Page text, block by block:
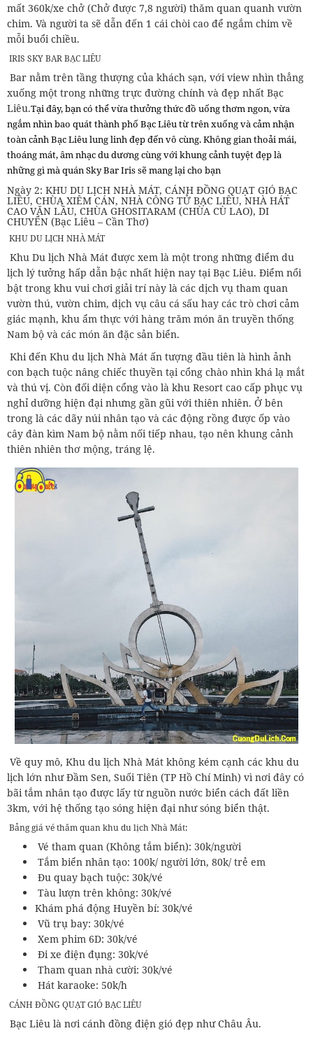
mất 360k/xe chở (Chở được 7,8 người) thăm quan quanh vườn
chim. Và người ta sẽ dẫn đến 1 cái chòi cao để ngắm chim về
mỗi buổi chiều.
IRIS SKY BAR BẠC LIÊU
Bar nằm trên tầng thượng của khách sạn, với view nhìn thẳng
xuống một trong những trực đường chính và đẹp nhất Bạc
Liêu.Tại đây, bạn có thể vừa thưởng thức đồ uống thơm ngon, vừa
ngắm nhìn bao quát thành phố Bạc Liêu từ trên xuống và cảm nhận
toàn cảnh Bạc Liêu lung linh đẹp đến vô cùng.Không gian thoải mái,
thoáng mát, âm nhạc du dương cùng với khung cảnh tuyệt đẹp là
những gì mà quán Sky Bar Iris sẽ mang lại cho bạn
Ngày 2: KHU DU LỊCH NHÀ MÁT, CÁNH ĐỒNG QUẠT GIÓ BẠC
LIÊU, CHÙA XIÊM CÁN, NHÀ CÔNG TỬ BẠC LIÊU, NHÀ HÁT
CAO VĂN LẦU, CHÙA GHOSITARAM (CHÙA CÙ LAO), DI
CHUYỂN (Bạc Liêu – Cần Thơ)
KHU DU LỊCH NHÀ MÁT
Khu Du lịch Nhà Mát được xem là một trong những điểm du
lịch lý tưởng hấp dẫn bậc nhất hiện nay tại Bạc Liêu. Điểm nổi
bật trong khu vui chơi giải trí này là các dịch vụ tham quan
vườn thú, vườn chim, dịch vụ câu cá sấu hay các trò chơi cảm
giác mạnh, khu ẩm thực với hàng trăm món ăn truyền thống
Nam bộ và các món ăn đặc sản biển.
Khi đến Khu du lịch Nhà Mát ấn tượng đầu tiên là hình ảnh
con bạch tuộc nâng chiếc thuyền tại cổng chào nhìn khá lạ mắt
và thú vị. Còn đối diện cổng vào là khu Resort cao cấp phục vụ
nghỉ dưỡng hiện đại nhưng gần gũi với thiên nhiên. Ở bên
trong là các dãy núi nhân tạo và các động rồng được ốp vào
cây đàn kìm Nam bộ nằm nối tiếp nhau, tạo nên khung cảnh
thiên nhiên thơ mộng, tráng lệ.
Về quy mô, Khu du lịch Nhà Mát không kém cạnh các khu du
lịch lớn như Đầm Sen, Suối Tiên (TP Hồ Chí Minh) vì nơi đây có
bãi tắm nhân tạo được lấy từ nguồn nước biển cách đất liền
3km, với hệ thống tạo sóng hiện đại như sóng biển thật.
Bảng giá vé thăm quan khu du lịch Nhà Mát:
Vé tham quan (Không tắm biển): 30k/người
Tắm biển nhân tạo: 100k/ người lớn, 80k/ trẻ em
Đu quay bạch tuộc: 30k/vé
Tàu lượn trên không: 30k/vé
Khám phá động Huyền bí: 30k/vé
Vũ trụ bay: 30k/vé
Xem phim 6D: 30k/vé
Đi xe điện đụng: 30k/vé
Tham quan nhà cười: 30k/vé
Hát karaoke: 50k/h
CÁNH ĐỒNG QUẠT GIÓ BẠC LIÊU
Bạc Liêu là nơi cánh đồng điện gió đẹp như Châu Âu.